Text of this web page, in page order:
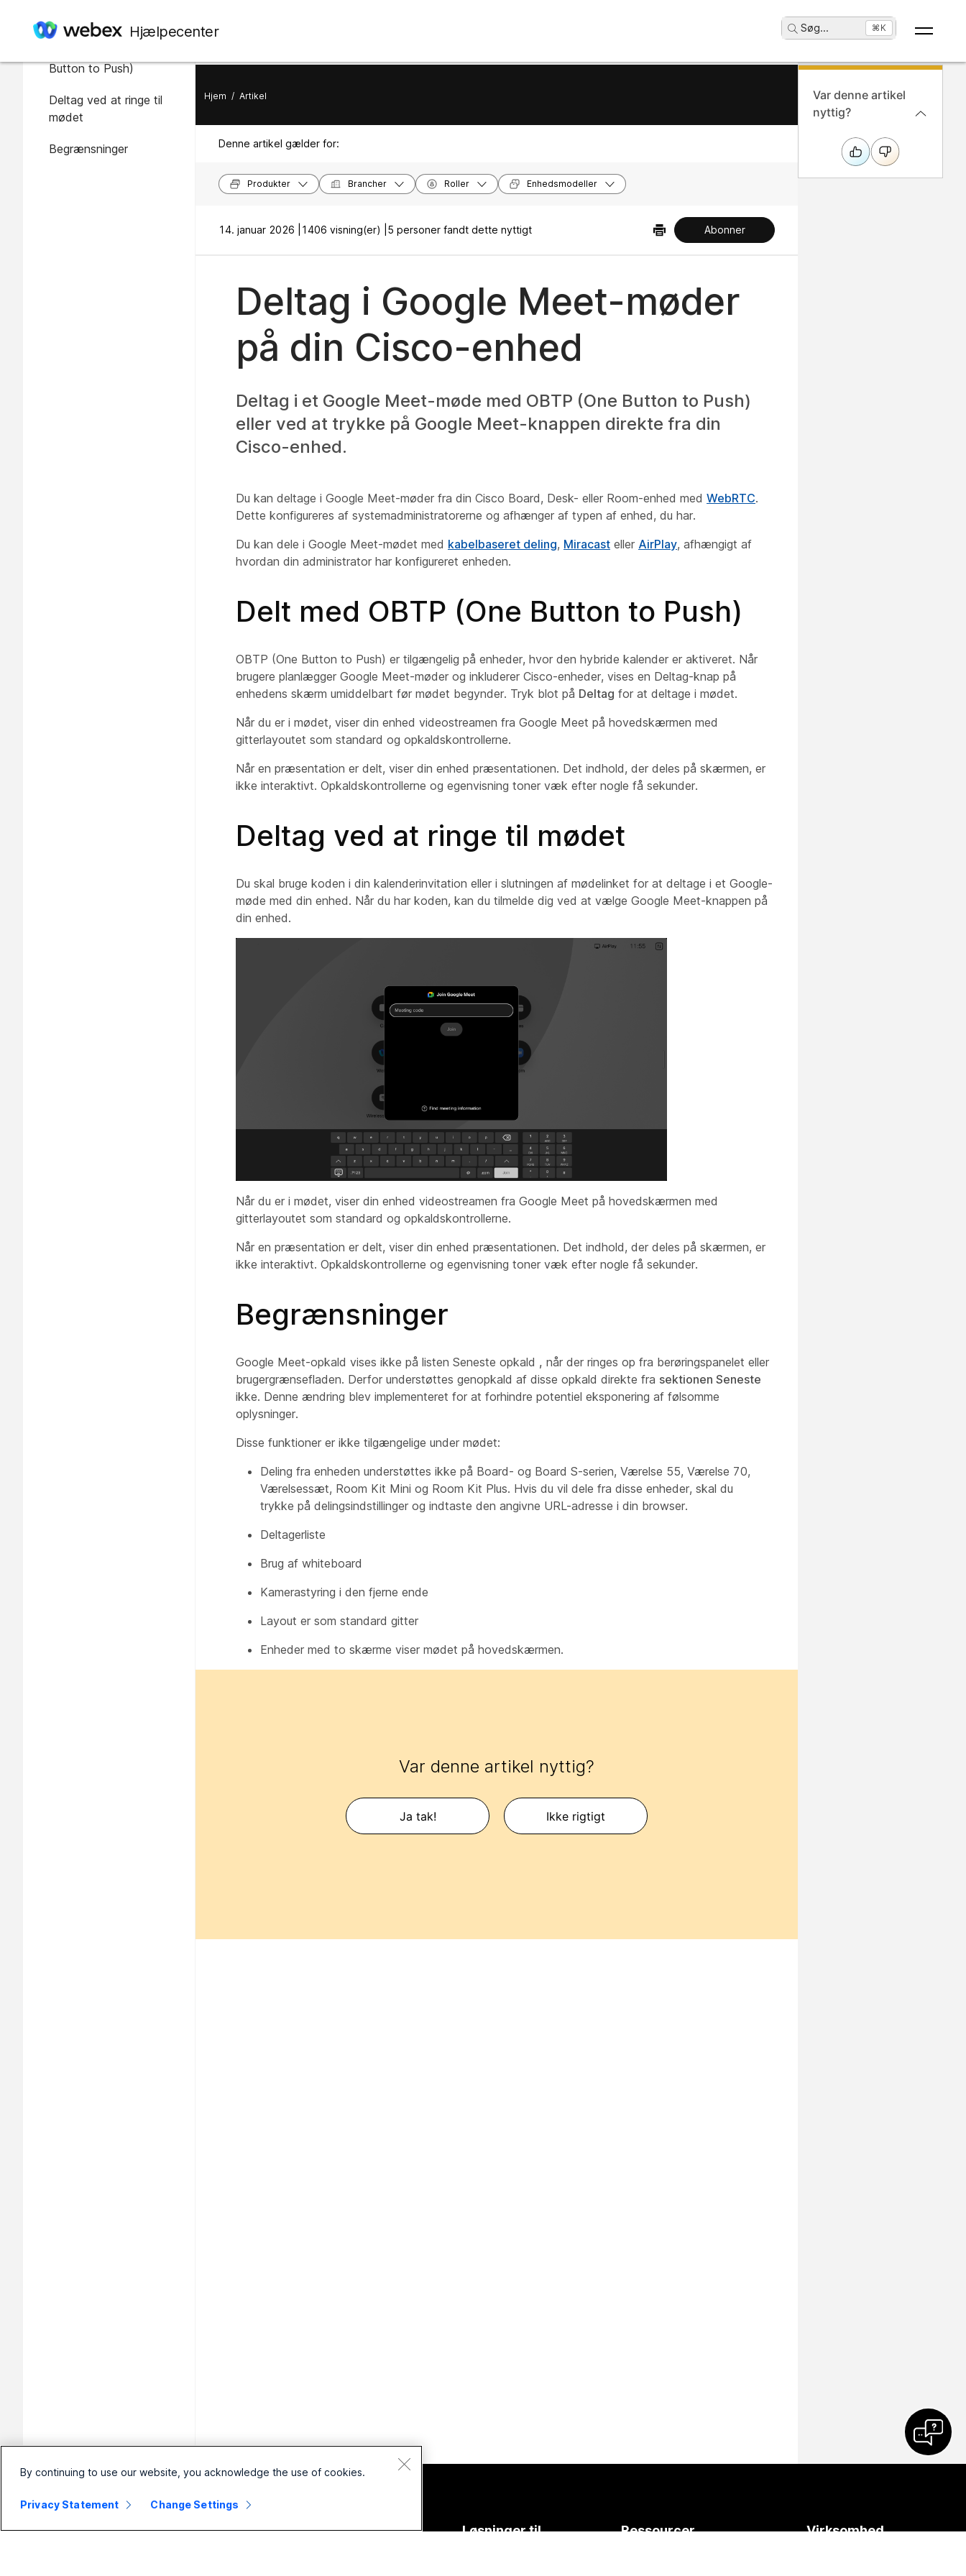
Hjælpecenter Søg... ⌘K
I denne artikel
Button to Push)
Deltag ved at ringe til
mødet
Begrænsninger
Hjem / Artikel
Denne artikel gælder for:
Produkter Brancher Roller Enhedsmodeller
14. januar 2026 | 1406 visning(er) | 5 personer fandt dette nyttigt Abonner
Deltag i Google Meet-møder
på din Cisco-enhed
Deltag i et Google Meet-møde med OBTP (One Button to Push)
eller ved at trykke på Google Meet-knappen direkte fra din
Cisco-enhed.
Du kan deltage i Google Meet-møder fra din Cisco Board, Desk- eller Room-enhed med WebRTC.
Dette konfigureres af systemadministratorerne og afhænger af typen af enhed, du har.
Du kan dele i Google Meet-mødet med kabelbaseret deling, Miracast eller AirPlay, afhængigt af
hvordan din administrator har konfigureret enheden.
Delt med OBTP (One Button to Push)
OBTP (One Button to Push) er tilgængelig på enheder, hvor den hybride kalender er aktiveret. Når
brugere planlægger Google Meet-møder og inkluderer Cisco-enheder, vises en Deltag-knap på
enhedens skærm umiddelbart før mødet begynder. Tryk blot på Deltag for at deltage i mødet.
Når du er i mødet, viser din enhed videostreamen fra Google Meet på hovedskærmen med
gitterlayoutet som standard og opkaldskontrollerne.
Når en præsentation er delt, viser din enhed præsentationen. Det indhold, der deles på skærmen, er
ikke interaktivt. Opkaldskontrollerne og egenvisning toner væk efter nogle få sekunder.
Deltag ved at ringe til mødet
Du skal bruge koden i din kalenderinvitation eller i slutningen af mødelinket for at deltage i et Google-
møde med din enhed. Når du har koden, kan du tilmelde dig ved at vælge Google Meet-knappen på
din enhed.
Når du er i mødet, viser din enhed videostreamen fra Google Meet på hovedskærmen med
gitterlayoutet som standard og opkaldskontrollerne.
Når en præsentation er delt, viser din enhed præsentationen. Det indhold, der deles på skærmen, er
ikke interaktivt. Opkaldskontrollerne og egenvisning toner væk efter nogle få sekunder.
Begrænsninger
Google Meet-opkald vises ikke på listen Seneste opkald , når der ringes op fra berøringspanelet eller
brugergrænsefladen. Derfor understøttes genopkald af disse opkald direkte fra sektionen Seneste
ikke. Denne ændring blev implementeret for at forhindre potentiel eksponering af følsomme
oplysninger.
Disse funktioner er ikke tilgængelige under mødet:
Deling fra enheden understøttes ikke på Board- og Board S-serien, Værelse 55, Værelse 70,
Værelsessæt, Room Kit Mini og Room Kit Plus. Hvis du vil dele fra disse enheder, skal du
trykke på delingsindstillinger og indtaste den angivne URL-adresse i din browser.
Deltagerliste
Brug af whiteboard
Kamerastyring i den fjerne ende
Layout er som standard gitter
Enheder med to skærme viser mødet på hovedskærmen.
Var denne artikel nyttig?
Ja tak! Ikke rigtigt
Var denne artikel
nyttig?
Små
Virksomhed Enheder Løsninger til Ressourcer Virksomhed
By continuing to use our website, you acknowledge the use of cookies.
Privacy Statement Change Settings